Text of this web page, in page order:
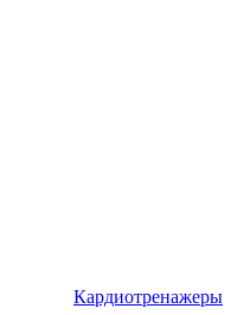
Кардиотренажеры